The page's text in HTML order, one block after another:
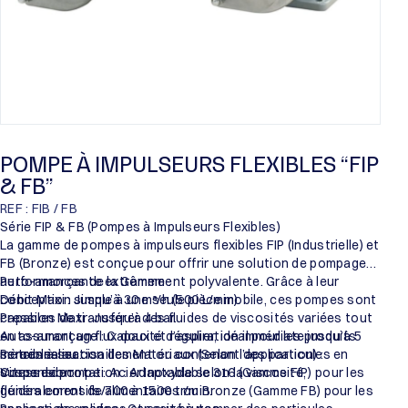
POMPE À IMPULSEURS FLEXIBLES “FIP
& FB”
REF : FIB / FB
Série FIP & FB (Pompes à Impulseurs Flexibles)
La gamme de pompes à impulseurs flexibles FIP (Industrielle) et
FB (Bronze) est conçue pour offrir une solution de pompage
auto-amorçante extrêmement polyvalente. Grâce à leur
conception simple à une seule pièce mobile, ces pompes sont
capables de transférer des fluides de viscosités variées tout
en assurant un flux doux et régulier, idéal pour les produits
sensibles au cisaillement ou contenant des particules en
suspension.
Performances de la Gamme :
Débit Maxi : Jusqu’à 30 m³/h (500 L/min).
Pression Maxi : Jusqu’à 4 bar.
Auto-amorçage : Capacité d’aspiration immédiate jusqu’à 5
mètres à sec.
Vitesse de rotation : Adaptable selon la viscosité,
généralement de 700 à 1500 tr/min.
Personnalisation des Matériaux (Selon l’application) :
Corps de pompe : Acier Inoxydable 316 (Gamme FIP) pour les
fluides corrosifs/alimentaires ou Bronze (Gamme FB) pour les